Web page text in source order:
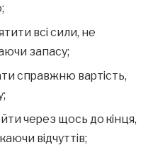
всі сили, не
запасу;
справжню вартість,
через щось до кінця,
відчуттів;